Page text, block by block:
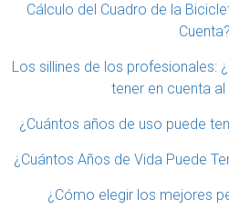
Cálculo del Cuadro de la
Cuenta?
Los sillines de los profesionales:
tener en cuenta al
¿Cuántos años de uso puede
¿Cuántos Años de Vida Puede
¿Cómo elegir los mejores